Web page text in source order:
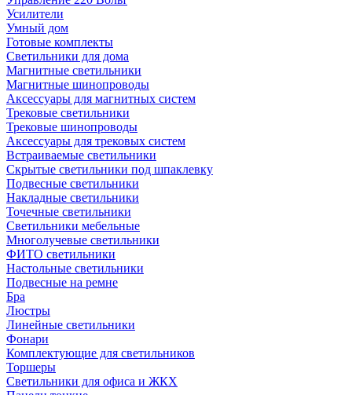
Усилители
Умный дом
Готовые комплекты
Светильники для дома
Магнитные светильники
Магнитные шинопроводы
Аксессуары для магнитных систем
Трековые светильники
Трековые шинопроводы
Аксессуары для трековых систем
Встраиваемые светильники
Скрытые светильники под шпаклевку
Подвесные светильники
Накладные светильники
Точечные светильники
Светильники мебельные
Многолучевые светильники
ФИТО светильники
Настольные светильники
Подвесные на ремне
Бра
Люстры
Линейные светильники
Фонари
Комплектующие для светильников
Торшеры
Светильники для офиса и ЖКХ